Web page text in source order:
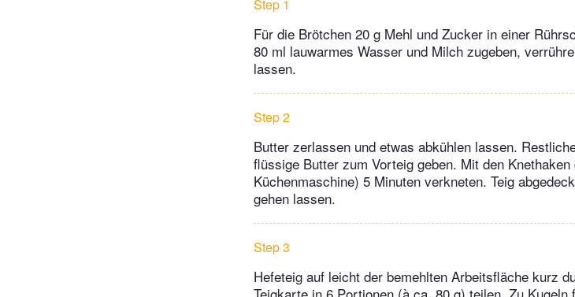
Step 1
Für die Brötchen 20 g Mehl und Zucker in einer
80 ml lauwarmes Wasser und Milch zugeben,
lassen.
Step 2
Butter zerlassen und etwas abkühlen lassen.
flüssige Butter zum Vorteig geben. Mit den
Küchenmaschine) 5 Minuten verkneten. Teig
gehen lassen.
Step 3
Hefeteig auf leicht der bemehlten Arbeitsfläche kurz